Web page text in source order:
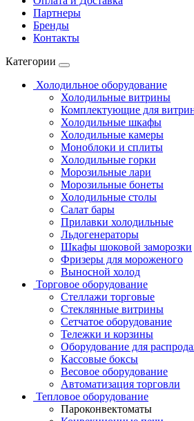
Партнеры
Бренды
Контакты
Категории
Холодильное оборудование
Холодильные витрины
Комплектующие для
Холодильные шкафы
Холодильные камеры
Моноблоки и сплиты
Холодильные горки
Морозильные лари
Морозильные бонеты
Холодильные столы
Салат бары
Прилавки холодильные
Льдогенераторы
Шкафы шоковой заморозки
Фризеры для мороженого
Выносной холод
Торговое оборудование
Стеллажи торговые
Стеклянные витрины
Сетчатое оборудование
Тележки и корзины
Оборудование для
Кассовые боксы
Весовое оборудование
Автоматизация торговли
Тепловое оборудование
Пароконвектоматы